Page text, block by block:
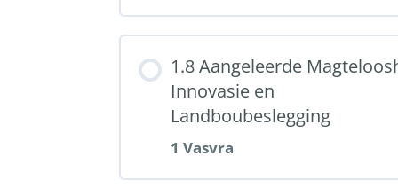
1.8 Aangeleerde
Innovasie en
Landboubeslegging
1 Vasvra